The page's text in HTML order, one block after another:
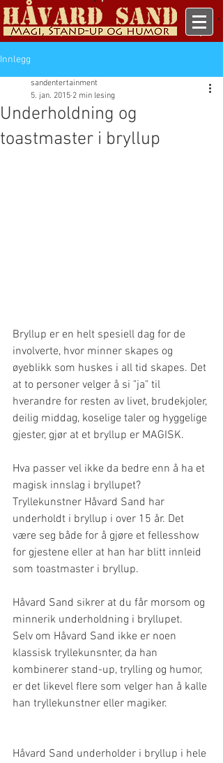
Innlegg
Underholdning og
toastmaster i bryllup
sandentertainment
5. jan. 2015 2 min lesing
Bryllup er en helt spesiell dag for de
involverte, hvor minner skapes og
øyeblikk som huskes i all tid skapes. Det
at to personer velger å si "ja" til
hverandre for resten av livet, brudekjoler,
deilig middag, koselige taler og hyggelige
gjester, gjør at et bryllup er MAGISK.
Hva passer vel ikke da bedre enn å ha et
magisk innslag i bryllupet?
Tryllekunstner Håvard Sand har
underholdt i bryllup i over 15 år. Det
være seg både for å gjøre et fellesshow
for gjestene eller at han har blitt innleid
som toastmaster i bryllup.
Håvard Sand sikrer at du får morsom og
minnerik underholdning i bryllupet.
Selv om Håvard Sand ikke er noen
klassisk tryllekunsnter, da han
kombinerer stand-up, trylling og humor,
er det likevel flere som velger han å kalle
han tryllekunstner eller magiker.
Håvard Sand underholder i bryllup i hele